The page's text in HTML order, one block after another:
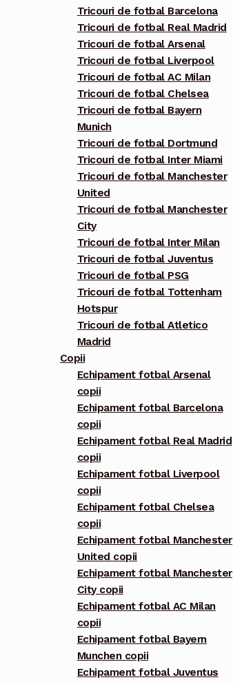
Tricouri de fotbal Barcelona
Tricouri de fotbal Real Madrid
Tricouri de fotbal Arsenal
Tricouri de fotbal Liverpool
Tricouri de fotbal AC Milan
Tricouri de fotbal Chelsea
Tricouri de fotbal Bayern
Munich
Tricouri de fotbal Dortmund
Tricouri de fotbal Inter Miami
Tricouri de fotbal Manchester
United
Tricouri de fotbal Manchester
City
Tricouri de fotbal Inter Milan
Tricouri de fotbal Juventus
Tricouri de fotbal PSG
Tricouri de fotbal Tottenham
Hotspur
Tricouri de fotbal Atletico
Madrid
Copii
Echipament fotbal Arsenal
copii
Echipament fotbal Barcelona
copii
Echipament fotbal Real Madrid
copii
Echipament fotbal Liverpool
copii
Echipament fotbal Chelsea
copii
Echipament fotbal Manchester
United copii
Echipament fotbal Manchester
City copii
Echipament fotbal AC Milan
copii
Echipament fotbal Bayern
Munchen copii
Echipament fotbal Juventus